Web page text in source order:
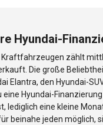
Hyundai-
Kraftfahrzeugen zählt
Die große
Elantra, den Hyundai-
eine Hyundai-
lediglich eine kleine
beinahe jeden möglich,